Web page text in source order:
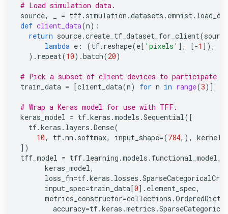
# Load simulation data.
source, = tff. simulation .datasets . emnist.
def client_data(n):
return source.create_tf_dataset_for_client(source
lambda e : (tf. reshape(e[ 'pixels' ], [-1 ]),
) . repeat(10) .batch(20)
# Pick a subset of client devices to participate
train_data = [client_data(n) for n in range(3)]
# Wrap a Keras model for use with TFF.
keras_model = tf.keras .models .Sequential([
tf.keras . layers .Dense(
10, tf.nn . softmax, input_shape=(784,),
])
tff_model = tff. learning .models .
keras_model,
loss_fn=tf.keras . losses .
input_spec=train_data[0] . element_spec,
metrics_constructor=collections .OrderedDict
accuracy=tf.keras .metrics .